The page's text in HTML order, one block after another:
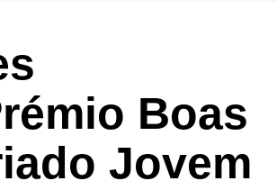
Boas
Jovem